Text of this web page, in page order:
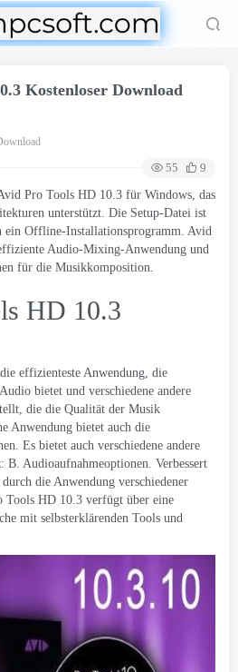
Kostenloser Download
55
9
Pro Tools HD 10.3 für Windows, das
unterstützt. Die Setup-Datei ist
ein Offline-Installationsprogramm. Avid
Audio-Mixing-Anwendung und
für die Musikkomposition.
HD 10.3
effizienteste Anwendung, die
bietet und verschiedene andere
die die Qualität der Musik
Anwendung bietet auch die
Es bietet auch verschiedene andere
Audioaufnahmeoptionen. Verbessert
die Anwendung verschiedener
HD 10.3 verfügt über eine
mit selbsterklärenden Tools und